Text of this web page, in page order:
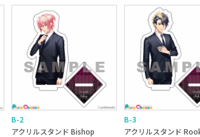
B-2
アクリルスタンド Bishop
B-3
アクリルスタンド